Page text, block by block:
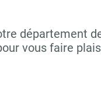
département
vous faire